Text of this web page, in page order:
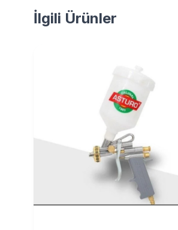
İlgili Ürünler